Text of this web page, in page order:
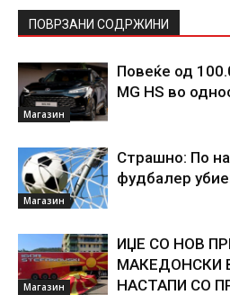
ПОВРЗАНИ СОДРЖИНИ
Магазин
Повеќе од
MG HS во
Магазин
Страшно: По
фудбалер
Магазин
ИЏЕ СО НОВ
МАКЕДОНСКИ
НАСТАПИ СО